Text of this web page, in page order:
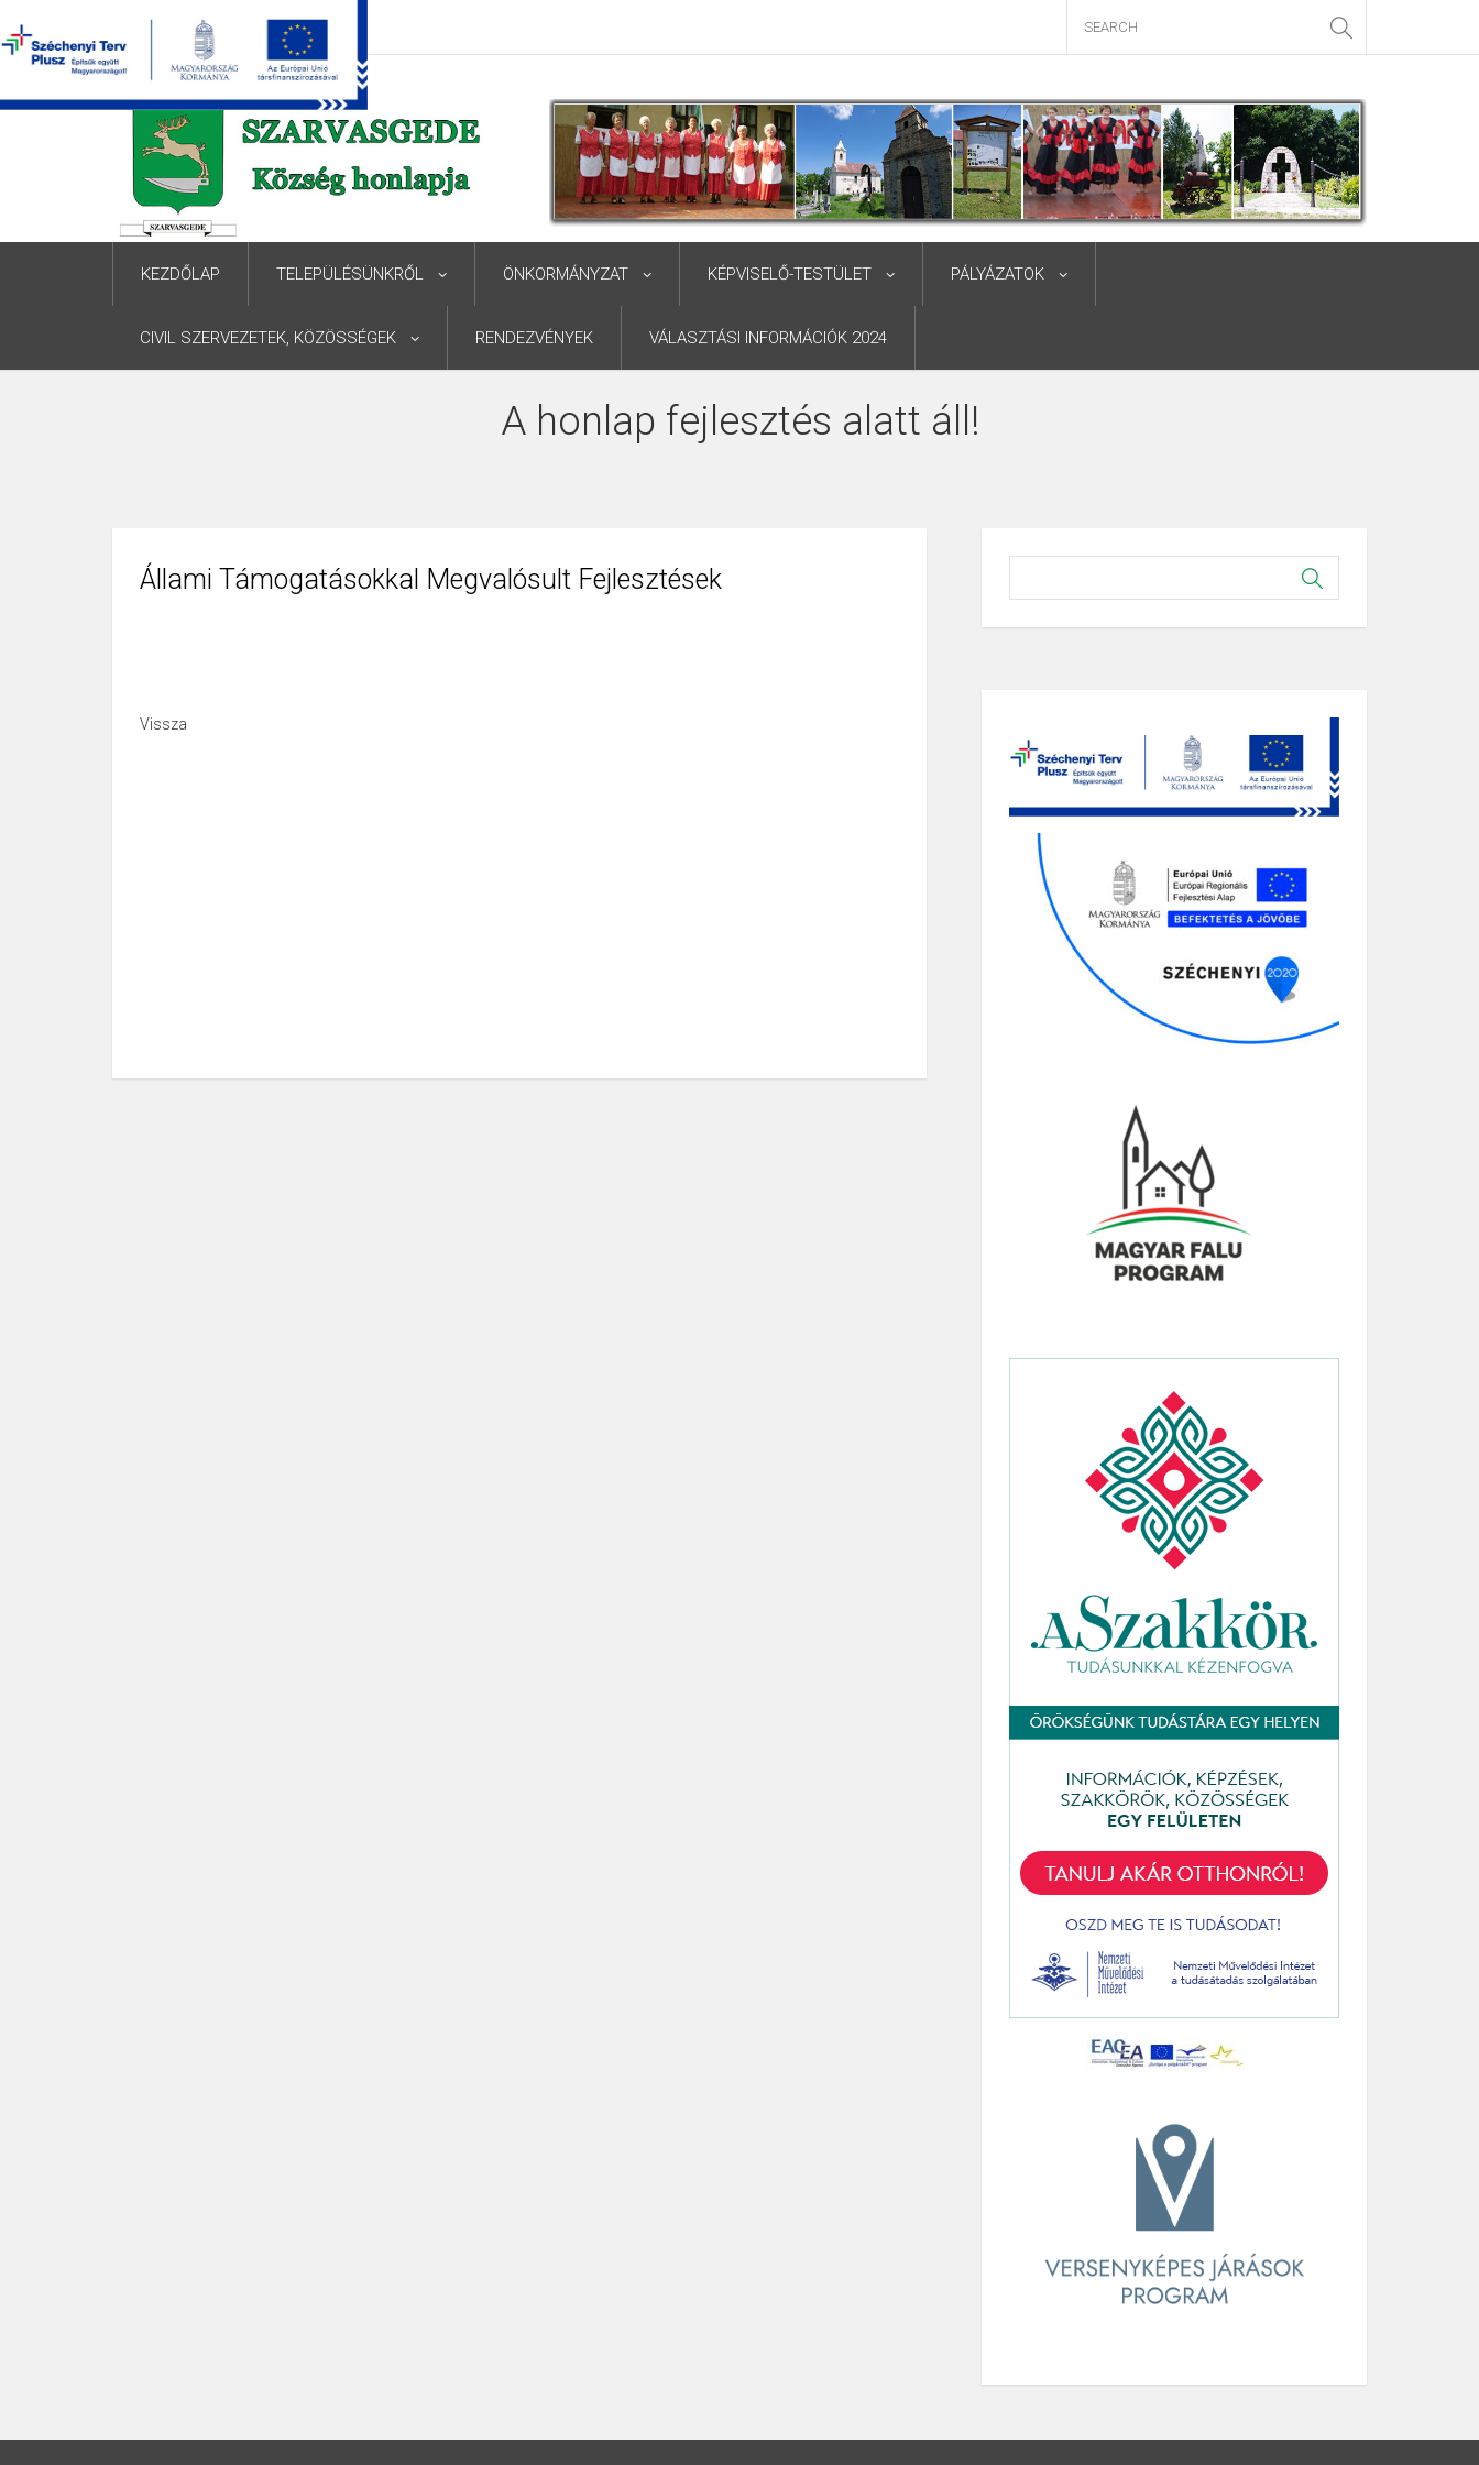
KEZDŐLAP TELEPÜLÉSÜNKRŐL ÖNKORMÁNYZAT KÉPVISELŐ-TESTÜLET PÁLYÁZATOK
CIVIL SZERVEZETEK, KÖZÖSSÉGEK RENDEZVÉNYEK VÁLASZTÁSI INFORMÁCIÓK 2024
A honlap fejlesztés alatt áll!
Állami Támogatásokkal Megvalósult Fejlesztések
Vissza